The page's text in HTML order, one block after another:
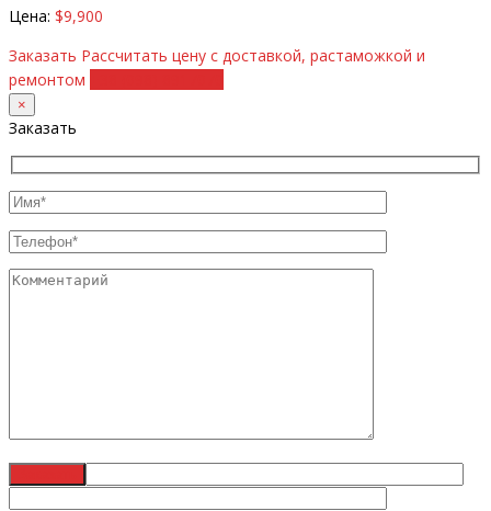
Цена: $9,900
Заказать Рассчитать цену с доставкой, растаможкой и
ремонтом
×
Заказать